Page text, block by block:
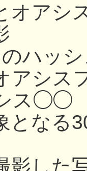
オアシ
ハッ
アシス
ス◯◯
なる
影した